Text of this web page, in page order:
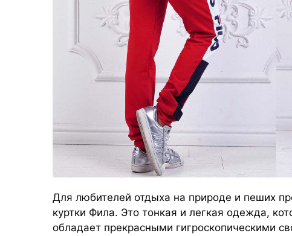
Для любителей отдыха на природе и пеших
куртки Фила. Это тонкая и легкая одежда,
обладает прекрасными гигроскопическими